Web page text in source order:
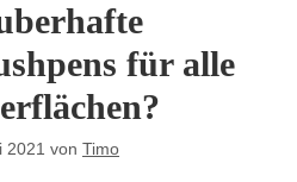
für alle
2021 von Timo